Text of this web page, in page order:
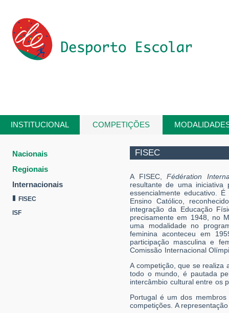
INSTITUCIONAL COMPETIÇÕES
Está aqui
Nacionais
Regionais
Internacionais
FISEC
ISF
FISEC
A FISEC,Fédération
resultante de uma
essencialmente educativo.
Ensino Católico,
integração da Educação
precisamente em 1948, no
uma modalidade no
feminina aconteceu em
participação masculina e
Comissão Internacional
A competição, que se realiza
todo o mundo, é pautada
intercâmbio cultural entre os
Portugal é um dos
competições. A